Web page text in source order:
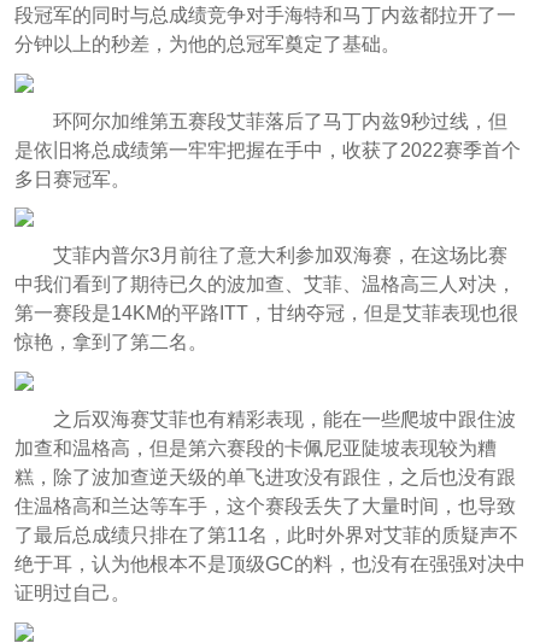
段冠军的同时与总成绩竞争对手海特和马丁内兹都拉开了一
分钟以上的秒差，为他的总冠军奠定了基础。
环阿尔加维第五赛段艾菲落后了马丁内兹9秒过线，但
是依旧将总成绩第一牢牢把握在手中，收获了2022赛季首个
多日赛冠军。
艾菲内普尔3月前往了意大利参加双海赛，在这场比赛
中我们看到了期待已久的波加查、艾菲、温格高三人对决，
第一赛段是14KM的平路ITT，甘纳夺冠，但是艾菲表现也很
惊艳，拿到了第二名。
之后双海赛艾菲也有精彩表现，能在一些爬坡中跟住波
加查和温格高，但是第六赛段的卡佩尼亚陡坡表现较为糟
糕，除了波加查逆天级的单飞进攻没有跟住，之后也没有跟
住温格高和兰达等车手，这个赛段丢失了大量时间，也导致
了最后总成绩只排在了第11名，此时外界对艾菲的质疑声不
绝于耳，认为他根本不是顶级GC的料，也没有在强强对决中
证明过自己。